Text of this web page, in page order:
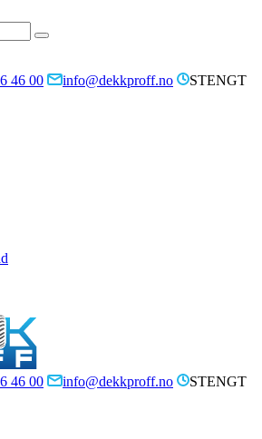
46 00 info@dekkproff.no
STENGT
46 00 info@dekkproff.no
STENGT